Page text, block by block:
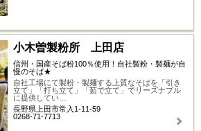
小木曽製粉所 上田店
信州・国産そば粉100％使用！自社製粉・製麺が自
慢のそば★
自社工場にて製粉・製麺する上質なそばを「引き
立て」「打ち立て」「茹で立て」でリーズナブル
に提供してい…
長野県上田市常入1-11-59
0268-71-7713